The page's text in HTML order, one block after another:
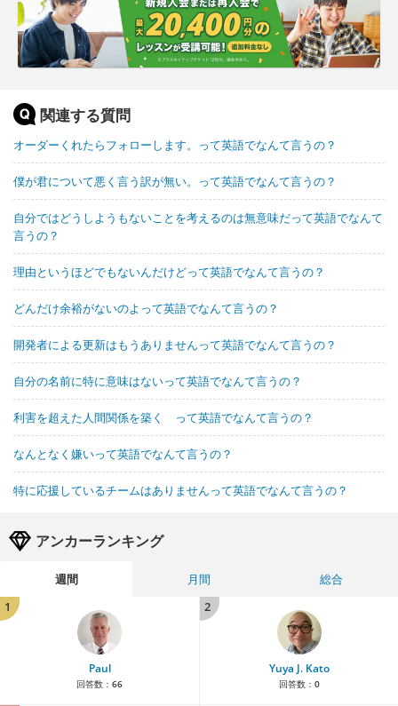
関連する質問
オーダーくれたらフォローします。って英語でなんて言うの？
僕が君について悪く言う訳が無い。って英語でなんて言うの？
自分ではどうしようもないことを考えるのは無意味だって英語でなんて
言うの？
理由というほどでもないんだけどって英語でなんて言うの？
どんだけ余裕がないのよって英語でなんて言うの？
開発者による更新はもうありませんって英語でなんて言うの？
自分の名前に特に意味はないって英語でなんて言うの？
利害を超えた人間関係を築く って英語でなんて言うの？
なんとなく嫌いって英語でなんて言うの？
特に応援しているチームはありませんって英語でなんて言うの？
アンカーランキング
週間 月間
総合
1
Paul
回答数： 66
2
Yuya J. Kato
回答数： 0